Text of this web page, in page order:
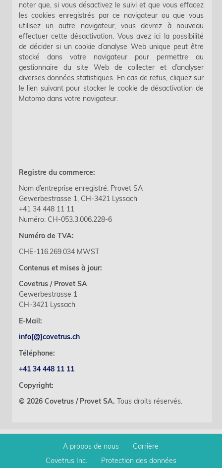
noter que, si vous désactivez le suivi et que vous effacez
les cookies enregistrés par ce navigateur ou que vous
utilisez un autre navigateur, vous devrez à nouveau
effectuer cette désactivation. Vous avez ici la possibilité
de décider si un cookie d’analyse Web unique peut être
stocké dans votre navigateur pour permettre au
gestionnaire du site Web de collecter et d’analyser
diverses données statistiques. En cas de refus, cliquez sur
le lien suivant pour stocker le cookie de désactivation de
Matomo dans votre navigateur.
Registre du commerce:
Nom d’entreprise enregistré: Provet SA
Gewerbestrasse 1, CH-3421 Lyssach
+41 34 448 11 11
Numéro: CH-053.3.006.228-6
Numéro de TVA:
CHE-116.269.034 MWST
Contenus et mises à jour:
Covetrus / Provet SA
Gewerbestrasse 1
CH-3421 Lyssach
E-Mail:
info[@]covetrus.ch
Téléphone:
+41 34 448 11 11
Copyright:
© 2026 Covetrus / Provet SA. Tous droits réservés.
A propos de nous
Carrière
Covetrus Inc.
Protection des données